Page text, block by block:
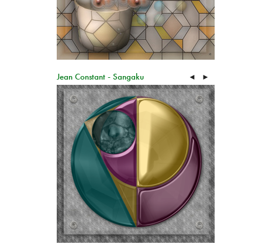
Jean Constant - Sangaku ◄ ►